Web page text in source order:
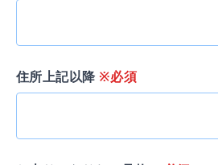
住所上記以降 ※必須